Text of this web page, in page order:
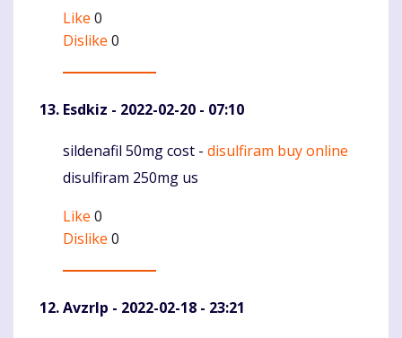
Like 0
Dislike 0
Esdkiz - 2022-02-20 - 07:10
Komentaras
sildenafil 50mg cost - disulfiram buy online
disulfiram 250mg us
Like 0
Dislike 0
Avzrlp - 2022-02-18 - 23:21